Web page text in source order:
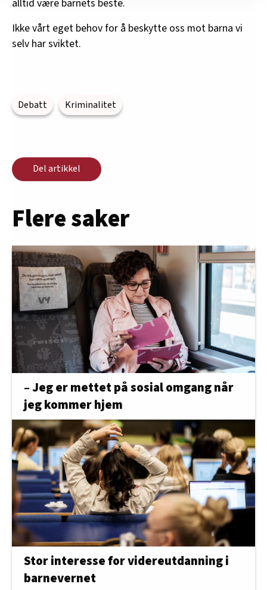
oversikten lengre ned på denne siden.
alltid være barnets beste.
Ikke vårt eget behov for å beskytte oss mot barna vi
selv har sviktet.
Debatt Kriminalitet
Del artikkel
Flere saker
– Jeg er mettet på sosial omgang når
jeg kommer hjem
Stor interesse for videreutdanning i
barnevernet